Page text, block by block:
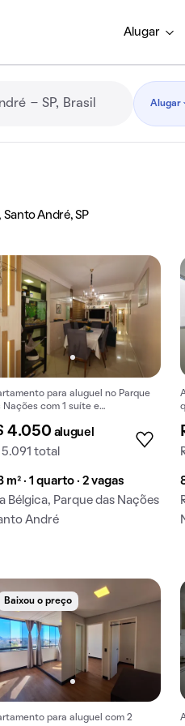
Alugar
Alugar
Santo André, SP
para aluguel no Parque
Nações com 1 suíte e
4.050 aluguel
5.091 total
m² · 1 quarto · 2 vagas
Bélgica, Parque das Nações
André
Baixou o preço
para aluguel com 2